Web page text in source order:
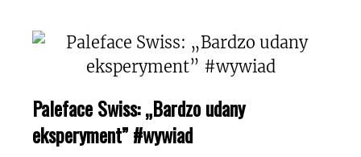
Paleface Swiss: „Bardzo udany
eksperyment” #wywiad